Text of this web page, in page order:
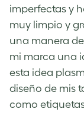
imperfectas y
muy limpio y
una manera
mi marca una
esta idea
diseño de mis
como